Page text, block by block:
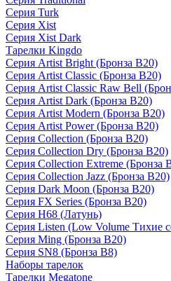
Серия Turk
Серия Xist
Серия Xist Dark
Тарелки Kingdo
Серия Artist Bright (Бронза B20)
Серия Artist Classic (Бронза B20)
Серия Artist Classic Raw Bell
Серия Artist Dark (Бронза B20)
Серия Artist Modern (Бронза B20)
Серия Artist Power (Бронза B20)
Серия Collection (Бронза B20)
Серия Collection Dry (Бронза B20)
Серия Collection Extreme (Бронза
Серия Collection Jazz (Бронза B20)
Серия Dark Moon (Бронза B20)
Серия FX Series (Бронза B20)
Серия H68 (Латунь)
Серия Listen (Low Volume Тихие
Серия Ming (Бронза B20)
Серия SN8 (Бронза B8)
Наборы тарелок
Тарелки Megatone